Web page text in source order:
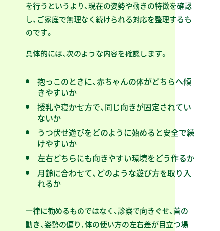
を行うというより、現在の姿勢や動きの特徴を確認
し、ご家庭で無理なく続けられる対応を整理するも
のです。
具体的には、次のような内容を確認します。
抱っこのときに、赤ちゃんの体がどちらへ傾
きやすいか
授乳や寝かせ方で、同じ向きが固定されてい
ないか
うつ伏せ遊びをどのように始めると安全で続
けやすいか
左右どちらにも向きやすい環境をどう作るか
月齢に合わせて、どのような遊び方を取り入
れるか
一律に勧めるものではなく、診察で向きぐせ、首の
動き、姿勢の偏り、体の使い方の左右差が目立つ場